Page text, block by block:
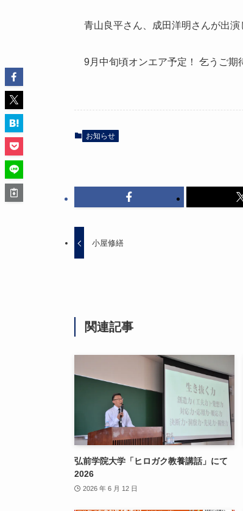
青山良平さん、成田洋明さんが出
9月中旬頃オンエア予定！ 乞うご期
お知らせ
小屋修繕
関連記事
弘前学院大学「ヒロガク教養講話」にて
2026
2026 年 6 月 12 日